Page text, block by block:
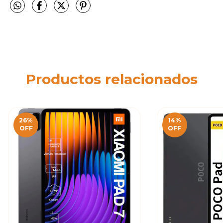
Productos relacionados
26%
OFF
14%
OFF